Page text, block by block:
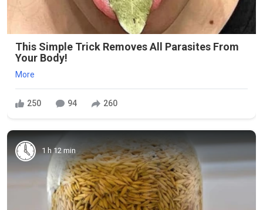
This Simple Trick Removes All Parasites From
Your Body!
More
250 94 260
1 h 12 min